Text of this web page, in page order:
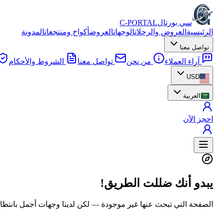
سي بورتالC-PORTAL
الرئيسية العروض والرحلاتالوجهاتالعروضأكواخ ومنتجعاتالمدونة
تواصل معنا
آراء العملاء من نحن تواصل معنا الشروط والأحكام
USD
العربية
احجز الآن
يبدو أنك ضللت الطريق!
الصفحة التي تبحث عنها غير موجودة — لكن لدينا وجهات أجمل